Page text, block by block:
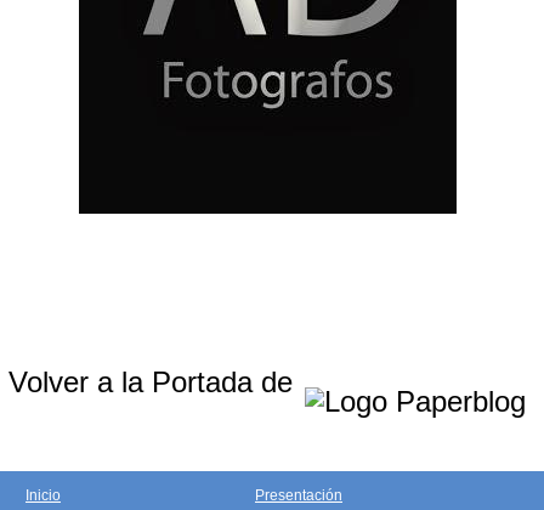
Volver a la Portada de
Inicio
Presentación